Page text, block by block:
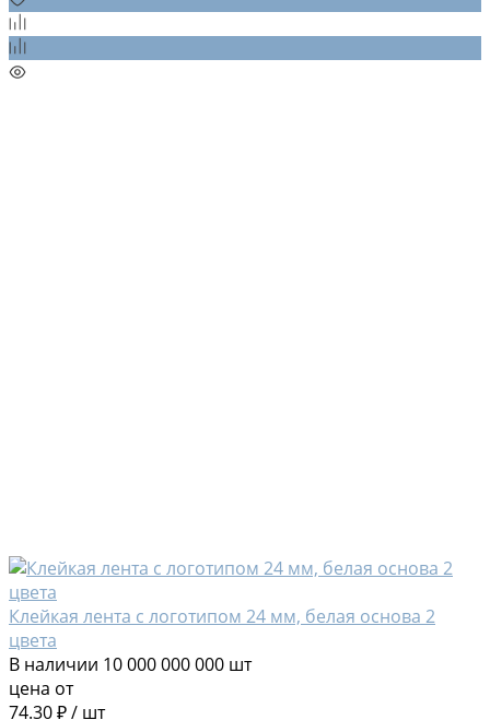
Клейкая лента с логотипом 24 мм, белая основа 2
цвета
В наличии 10 000 000 000 шт
цена от
74.30 ₽/ шт